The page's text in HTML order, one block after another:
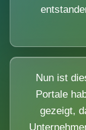
Nun ist
Portale
gezeigt,